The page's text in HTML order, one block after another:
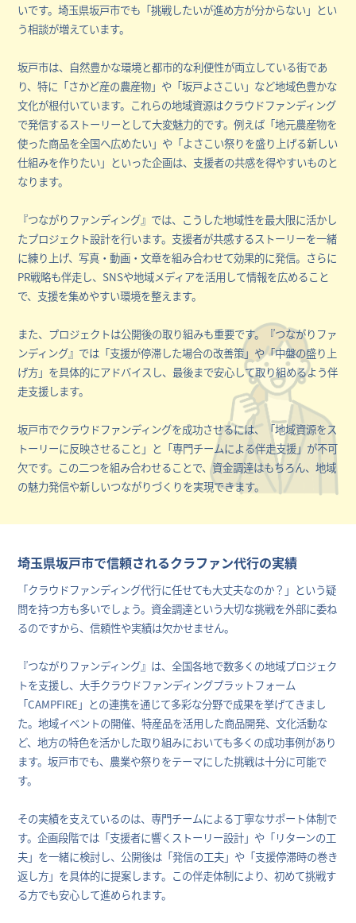
いです。埼玉県坂戸市でも「挑戦したいが進め方が分からない」とい
う相談が増えています。
坂戸市は、自然豊かな環境と都市的な利便性が両立している街であ
り、特に「さかど産の農産物」や「坂戸よさこい」など地域色豊かな
文化が根付いています。これらの地域資源はクラウドファンディング
で発信するストーリーとして大変魅力的です。例えば「地元農産物を
使った商品を全国へ広めたい」や「よさこい祭りを盛り上げる新しい
仕組みを作りたい」といった企画は、支援者の共感を得やすいものと
なります。
『つながりファンディング』では、こうした地域性を最大限に活かし
たプロジェクト設計を行います。支援者が共感するストーリーを一緒
に練り上げ、写真・動画・文章を組み合わせて効果的に発信。さらに
PR戦略も伴走し、SNSや地域メディアを活用して情報を広めること
で、支援を集めやすい環境を整えます。
また、プロジェクトは公開後の取り組みも重要です。『つながりファ
ンディング』では「支援が停滞した場合の改善策」や「中盤の盛り上
げ方」を具体的にアドバイスし、最後まで安心して取り組めるよう伴
走支援します。
坂戸市でクラウドファンディングを成功させるには、「地域資源をス
トーリーに反映させること」と「専門チームによる伴走支援」が不可
欠です。この二つを組み合わせることで、資金調達はもちろん、地域
の魅力発信や新しいつながりづくりを実現できます。
埼玉県坂戸市で信頼されるクラファン代行の実績
「クラウドファンディング代行に任せても大丈夫なのか？」という疑
問を持つ方も多いでしょう。資金調達という大切な挑戦を外部に委ね
るのですから、信頼性や実績は欠かせません。
『つながりファンディング』は、全国各地で数多くの地域プロジェク
トを支援し、大手クラウドファンディングプラットフォーム
「CAMPFIRE」との連携を通じて多彩な分野で成果を挙げてきまし
た。地域イベントの開催、特産品を活用した商品開発、文化活動な
ど、地方の特色を活かした取り組みにおいても多くの成功事例があり
ます。坂戸市でも、農業や祭りをテーマにした挑戦は十分に可能で
す。
その実績を支えているのは、専門チームによる丁寧なサポート体制で
す。企画段階では「支援者に響くストーリー設計」や「リターンの工
夫」を一緒に検討し、公開後は「発信の工夫」や「支援停滞時の巻き
返し方」を具体的に提案します。この伴走体制により、初めて挑戦す
る方でも安心して進められます。